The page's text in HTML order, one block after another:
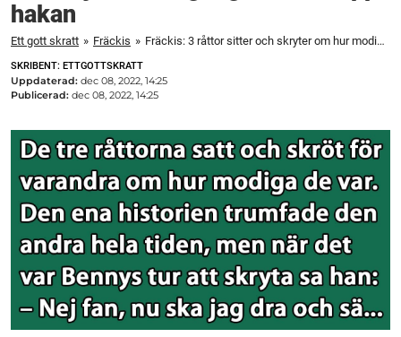
hakan
Ett gott skratt » Fräckis » Fräckis: 3 råttor sitter och skryter om hur modiga de är – då avslöjas 1 detalj som får gnagarna att tappa hakan
SKRIBENT: ETTGOTTSKRATT
Uppdaterad: dec 08, 2022, 14:25
Publicerad: dec 08, 2022, 14:25